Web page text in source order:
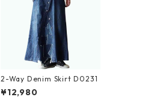
2-Way Denim Skirt D0231
¥12,980